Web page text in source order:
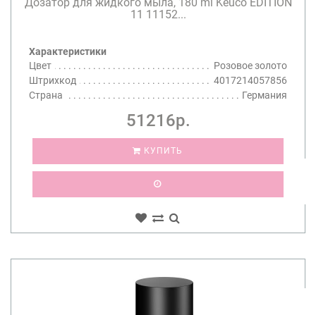
11 11152...
Характеристики
Цвет
Розовое золото
Штрихкод
4017214057856
Страна
Германия
51216р.
КУПИТЬ